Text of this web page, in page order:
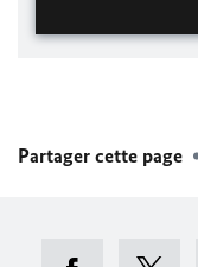
Partager cette page